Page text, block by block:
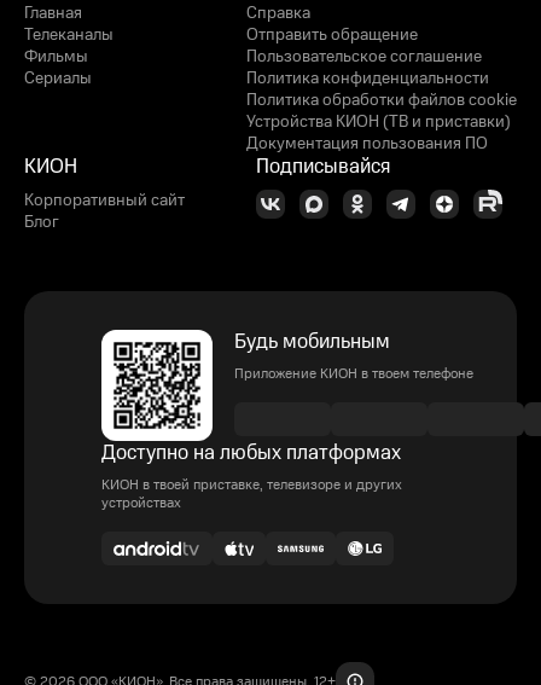
Главная
Телеканалы
Фильмы
Сериалы
Справка
Отправить обращение
Пользовательское соглашение
Политика конфиденциальности
Политика обработки файлов cookie
Устройства КИОН (ТВ и приставки)
Документация пользования ПО
КИОН
Корпоративный сайт
Блог
Подписывайся
Будь мобильным
Приложение КИОН в твоем телефоне
Доступно на любых платформах
КИОН в твоей приставке, телевизоре и других
устройствах